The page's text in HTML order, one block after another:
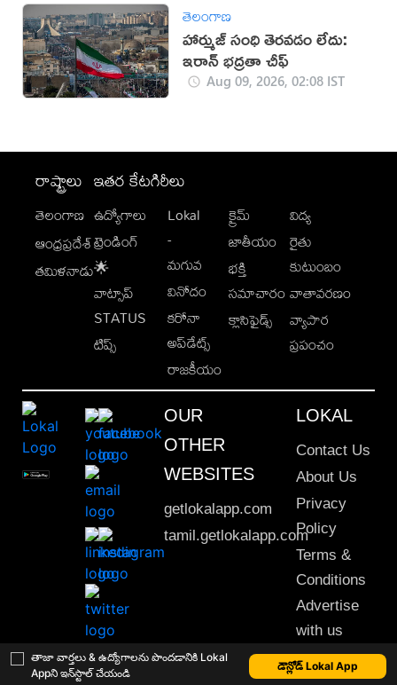
తాజా వార్తలు & ఉద్యోగాలను పొందడానికి Lokal
Appని ఇన్‌స్టాల్ చేయండి
డౌన్లోడ్ Lokal App
తెలంగాణ
హార్ముజ్ సంధి తెరవడం లేదు:
ఇరాన్ భద్రతా చీఫ్
Aug 09, 2026, 02:08 IST
రాష్ట్రాలు
తెలంగాణ
ఆంధ్రప్రదేశ్
తమిళనాడు
ఇతర కేటగిరీలు
ఉద్యోగాలు
ట్రెండింగ్
🌟
వాట్సాప్
STATUS
టిప్స్
Lokal
-
మగువ
వినోదం
కరోనా
అప్‌డేట్స్
రాజకీయం
క్రైమ్
జాతీయం
భక్తి
సమాచారం
క్లాసిఫైడ్స్
విద్య
రైతు
కుటుంబం
వాతావరణం
వ్యాపార
ప్రపంచం
OUR
OTHER
WEBSITES
getlokalapp.com
tamil.getlokalapp.com
LOKAL
Contact Us
About Us
Privacy
Policy
Terms &
Conditions
Advertise
with us
Sitemap
This material may not be published, transmitted, rewritten or redistributed. © 2020 Lokal App. All rights reserved.